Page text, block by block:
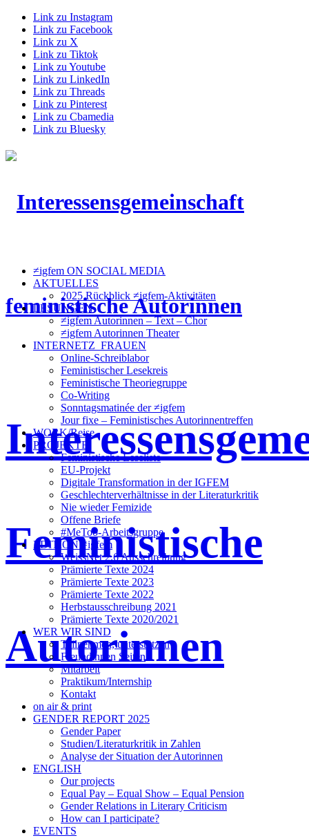
Link zu Instagram
Link zu Facebook
Link zu X
Link zu Tiktok
Link zu Youtube
Link zu LinkedIn
Link zu Threads
Link zu Pinterest
Link zu Cbamedia
Link zu Bluesky
Feministische
Autorinnen
≠igfem ON SOCIAL MEDIA
AKTUELLES
2025 Rückblick ≠igfem-Aktivitäten
LESUNGEN
≠igfem Autorinnen – Text – Chor
≠igfem Autorinnen Theater
INTERNETZ_FRAUEN
Online-Schreiblabor
Feministischer Lesekreis
Feministische Theoriegruppe
Co-Writing
Sonntagsmatinée der ≠igfem
Jour fixe – Feministisches Autorinnentreffen
WORK/Reise
PROJEKTE
Feministische Leseliste
EU-Projekt
Digitale Transformation in der IGFEM
Geschlechterverhältnisse in der Literaturkritik
Nie wieder Femizide
Offene Briefe
#MeToo-Arbeitsgruppe
EDITION ≠igfem
WeissNet 2.6 Ausschreibung
Prämierte Texte 2024
Prämierte Texte 2023
Prämierte Texte 2022
Herbstausschreibung 2021
Prämierte Texte 2020/2021
WER WIR SIND
Teilnehmen, unterstützen
Freundinnen Seiten
Mitarbeit
Praktikum/Internship
Kontakt
on air & print
GENDER REPORT 2025
Gender Paper
Studien/Literaturkritik in Zahlen
Analyse der Situation der Autorinnen
ENGLISH
Our projects
Equal Pay – Equal Show – Equal Pension
Gender Relations in Literary Criticism
How can I participate?
EVENTS